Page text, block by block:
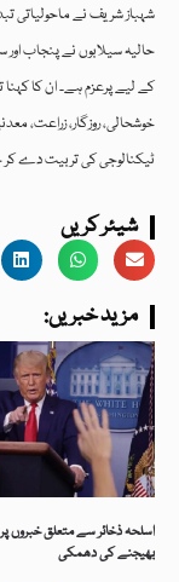
شہباز شریف نے ماحولیاتی
حالیہ سیلابوں نے پنجاب
کے لیے پرعزم ہے۔ ان کا
خوشحالی، روزگار، زراعت،
ٹیکنالوجی کی تربیت دے کر
شیئر کریں
:مزید خبریں
اسلحہ ذخائر سے متعلق خبروں
بھیجنے کی دھمکی